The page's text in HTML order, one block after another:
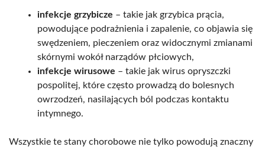
infekcje grzybicze – takie jak grzybica prącia,
powodujące podrażnienia i zapalenie, co objawia się
swędzeniem, pieczeniem oraz widocznymi zmianami
skórnymi wokół narządów płciowych,
infekcje wirusowe – takie jak wirus opryszczki
pospolitej, które często prowadzą do bolesnych
owrzodzeń, nasilających ból podczas kontaktu
intymnego.
Wszystkie te stany chorobowe nie tylko powodują znaczny